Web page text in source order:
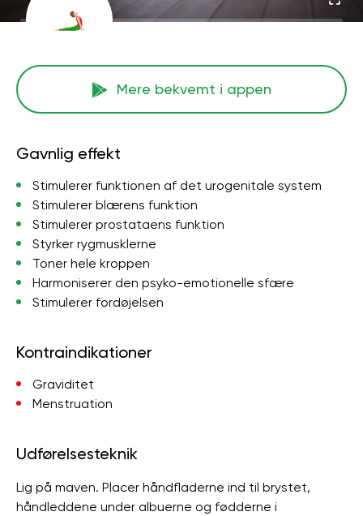
Mere bekvemt i appen
Gavnlig effekt
Stimulerer funktionen af ​​det urogenitale system
Stimulerer blærens funktion
Stimulerer prostataens funktion
Styrker rygmusklerne
Toner hele kroppen
Harmoniserer den psyko-emotionelle sfære
Stimulerer fordøjelsen
Kontraindikationer
Graviditet
Menstruation
Udførelsesteknik
Lig på maven. Placer håndfladerne ind til brystet,
håndleddene under albuerne og fødderne i